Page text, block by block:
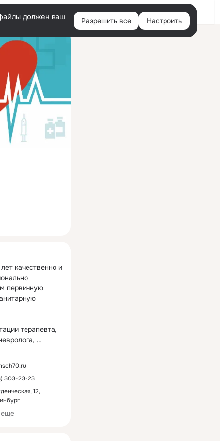
Войти
должен ваш
Разрешить все Настроить
качественно и
первичную
терапевта,
гинеколога и
комиссии,
и
303-23-23
12,
еще